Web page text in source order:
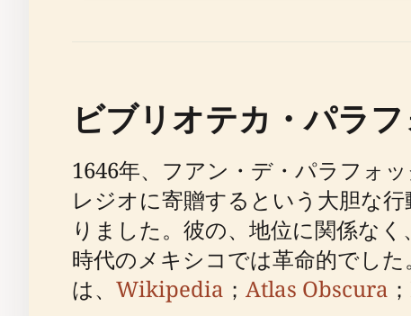
ビブリオテカ・パラ
1646年、フアン・デ・パラフォ
レジオに寄贈するという大胆な
りました。彼の、地位に関係な
時代のメキシコでは革命的でし
は、 Wikipedia ； Atlas Obscura ；